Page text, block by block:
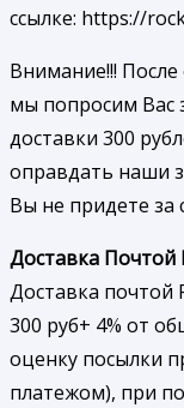
ссылке: https://
Внимание!!!
мы попросим Вас
доставки 300
оправдать наши
Вы не придете за
Доставка Почтой
Доставка
300 руб+ 4% от
оценку посылки
платежом), при